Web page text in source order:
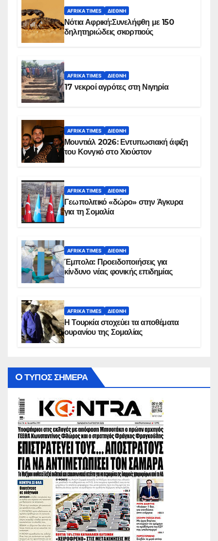
AFRIKA TIMES ΔΙΕΘΝΉ
Νότια Αφρική:Συνελήφθη με 150
δηλητηριώδεις σκορπιούς
AFRIKA TIMES ΔΙΕΘΝΉ
17 νεκροί αγρότες στη Νιγηρία
AFRIKA TIMES ΔΙΕΘΝΉ
Μουντιάλ 2026: Εντυπωσιακή άφιξη
του Κονγκό στο Χιούστον
AFRIKA TIMES ΔΙΕΘΝΉ
Γεωπολιτικό «δώρο» στην Άγκυρα
για τη Σομαλία
AFRIKA TIMES ΔΙΕΘΝΉ
Έμπολα: Προειδοποιήσεις για
κίνδυνο νέας φονικής επιδημίας
AFRIKA TIMES ΔΙΕΘΝΉ
Η Τουρκία στοχεύει τα αποθέματα
ουρανίου της Σομαλίας
O ΤΥΠΟΣ ΣΗΜΕΡΑ